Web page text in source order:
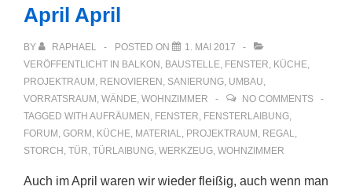
April April
BY RAPHAEL POSTED ON
1. MAI 2017
VERÖFFENTLICHT IN BALKON , BAUSTELLE, FENSTER, KÜCHE,
PROJEKTRAUM , RENOVIEREN , SANIERUNG, UMBAU,
VORRATSRAUM , WÄNDE, WOHNZIMMER
NO COMMENTS
TAGGED WITH AUFRÄUMEN , FENSTER, FENSTERLAIBUNG,
FORUM , GORM , KÜCHE, MATERIAL, PROJEKTRAUM , REGAL,
STORCH , TÜR, TÜRLAIBUNG, WERKZEUG, WOHNZIMMER
Auch im April waren wir wieder fleißig, auch wenn man